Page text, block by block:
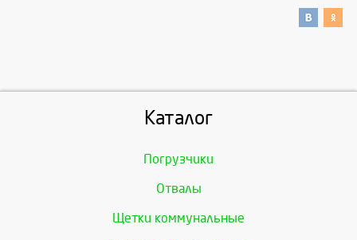
Каталог
Погрузчики
Отвалы
Щетки коммунальные